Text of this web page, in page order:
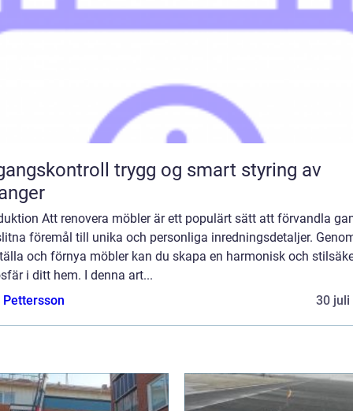
trygg og smart styring av
Att renovera möbler är ett populärt sätt att förvandla
föremål till unika och personliga inredningsdetaljer.
och förnya möbler kan du skapa en harmonisk och
i ditt hem. I denna art...
30 juli